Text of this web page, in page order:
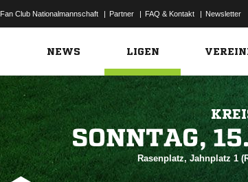
Fan Club Nationalmannschaft | Partner | FAQ & Kontakt | Newsletter
NEWS LIGEN

Rasenplatz, Jahnplatz 1